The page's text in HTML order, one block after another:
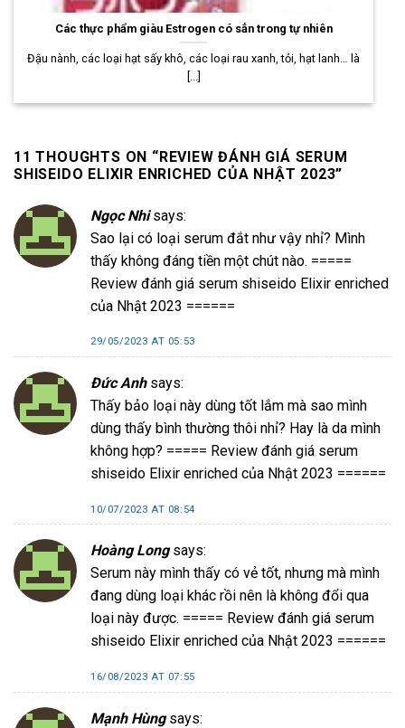
Các thực phẩm giàu Estrogen có sẳn trong tự nhiên
Đậu nành, các loại hạt sấy khô, các loại rau xanh, tỏi, hạt lanh… là
11 THOUGHTS ON “REVIEW ĐÁNH GIÁ SERUM
SHISEIDO ELIXIR ENRICHED CỦA NHẬT 2023”
Ngọc Nhi says:
Sao lại có loại serum đắt như vậy nhỉ? Mình
thấy không đáng tiền một chút nào. =====
Review đánh giá serum shiseido Elixir enriched
của Nhật 2023 ======
29/05/2023 AT 05:53
Đức Anh says:
Thấy bảo loại này dùng tốt lắm mà sao mình
dùng thấy bình thường thôi nhỉ? Hay là da mình
không hợp? ===== Review đánh giá serum
shiseido Elixir enriched của Nhật 2023 ======
10/07/2023 AT 08:54
Hoàng Long says:
Serum này mình thấy có vẻ tốt, nhưng mà mình
đang dùng loại khác rồi nên là không đổi qua
loại này được. ===== Review đánh giá serum
shiseido Elixir enriched của Nhật 2023 ======
16/08/2023 AT 07:55
Mạnh Hùng says: